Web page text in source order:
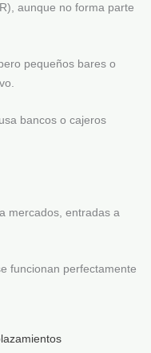
aunque no forma parte
pequeños bares o
bancos o cajeros
mercados, entradas a
funcionan perfectamente